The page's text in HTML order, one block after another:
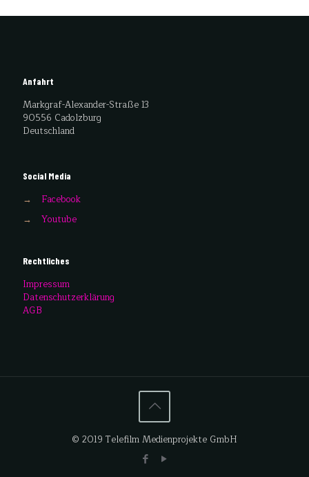
Anfahrt
Markgraf-Alexander-Straße 13
90556 Cadolzburg
Deutschland
Social Media
→
Facebook
→
Youtube
Rechtliches
Impressum
Datenschutzerklärung
AGB
© 2019 Telefilm Medienprojekte GmbH